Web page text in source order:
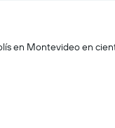
en Montevideo en